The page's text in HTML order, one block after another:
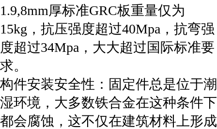
1.9,8mm厚标准GRC板重量仅为
15kg，抗压强度超过40Mpa，抗弯强
度超过34Mpa，大大超过国际标准要
求。
构件安装安全性：固定件总是位于潮
湿环境，大多数铁合金在这种条件下
都会腐蚀，这不仅在建筑材料上形成